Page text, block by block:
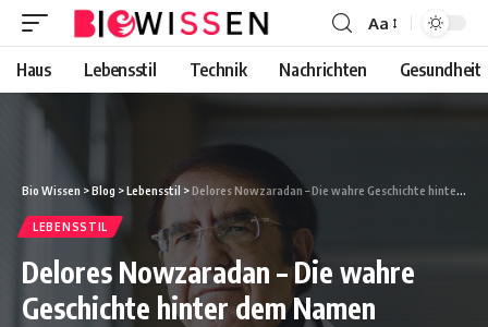
Font
Resizer
Aa
Haus Lebensstil Technik Nachrichten Gesundheit
Bio Wissen >Blog >Lebensstil >Delores Nowzaradan – Die wahre Geschichte hinter dem Namen
LEBENSSTIL
Delores Nowzaradan – Die wahre
Geschichte hinter dem Namen